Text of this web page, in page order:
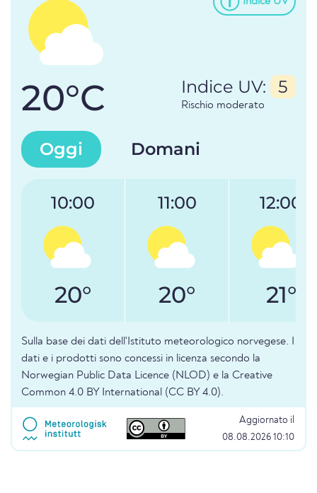
20°C Indice UV: 5
Rischio moderato
Oggi Domani
10:00
20°
11:00
20°
12:00
21°
Sulla base dei dati dell'Istituto meteorologico norvegese. I
dati e i prodotti sono concessi in licenza secondo la
Norwegian Public Data Licence (NLOD) e la Creative
Common 4.0 BY International (CC BY 4.0).
Aggiornato il
08.08.2026 10:10